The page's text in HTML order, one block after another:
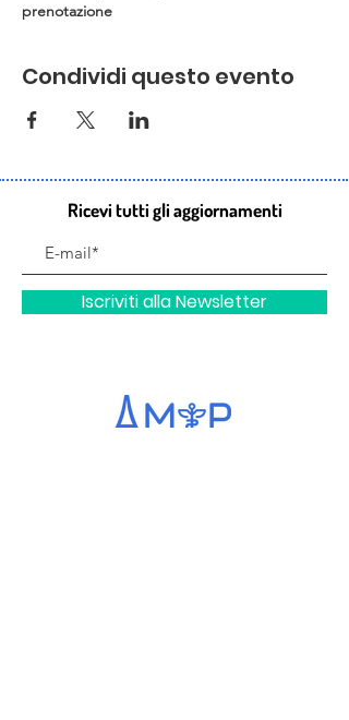
prenotazione
Condividi questo evento
Ricevi tutti gli aggiornamenti
Iscriviti alla Newsletter